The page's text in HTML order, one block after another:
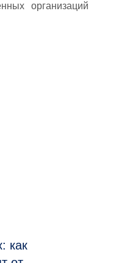
организаций
как